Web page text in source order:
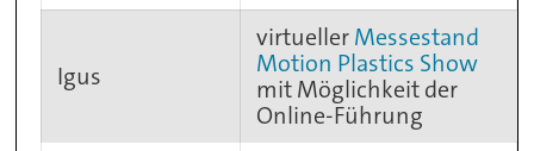
Igus
virtuellerMessestand
Motion Plastics Show
mit Möglichkeit der
Online-Führung